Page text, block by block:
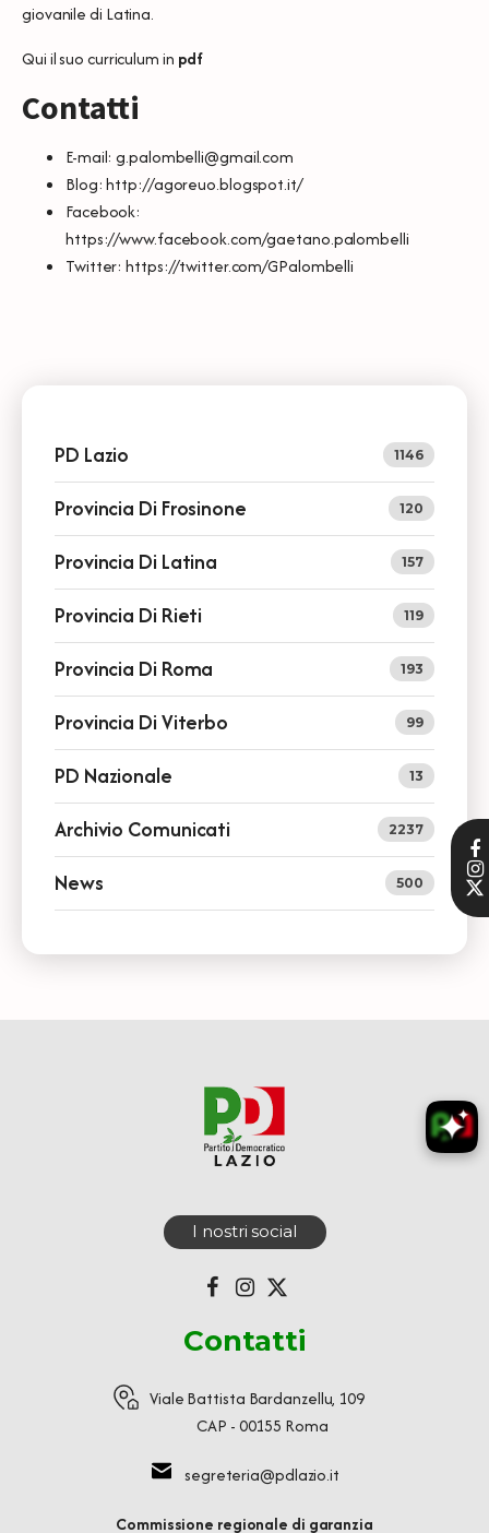
giovanile di Latina.
Qui il suo curriculum in pdf
Contatti
E-mail:g.palombelli@gmail.com
Blog:http://agoreuo.blogspot.it/
Facebook:
https://www.facebook.com/gaetano.palombelli
Twitter:https://twitter.com/GPalombelli
PD Lazio 1146
Provincia Di Frosinone 120
Provincia Di Latina 157
Provincia Di Rieti 119
Provincia Di Roma 193
Provincia Di Viterbo 99
PD Nazionale 13
Archivio Comunicati 2237
News 500
I nostri social
Contatti
Viale Battista Bardanzellu, 109
CAP - 00155 Roma
segreteria@pdlazio.it
Commissione regionale di garanzia